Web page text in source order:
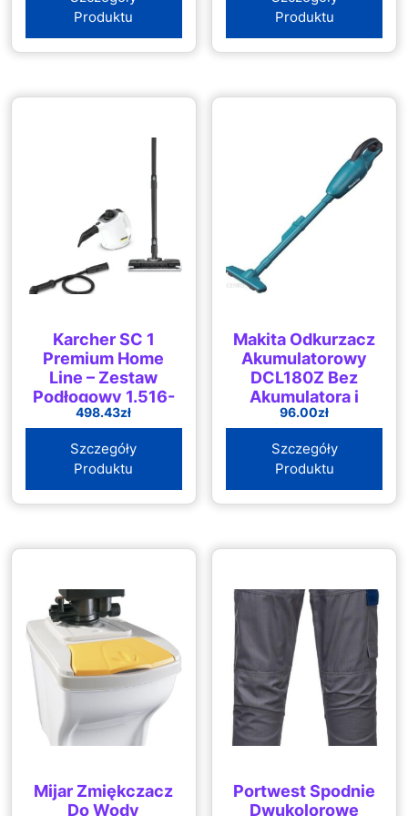
Produktu
Produktu
Karcher SC 1
Premium Home
Line – Zestaw
Podłogowy 1.516-
244.0
498.43zł
Szczegóły
Produktu
Makita Odkurzacz
Akumulatorowy
DCL180Z Bez
Akumulatora i
Ładowarki
96.00zł
Szczegóły
Produktu
Mijar Zmiękczacz
Do Wody
Portwest Spodnie
Dwukolorowe